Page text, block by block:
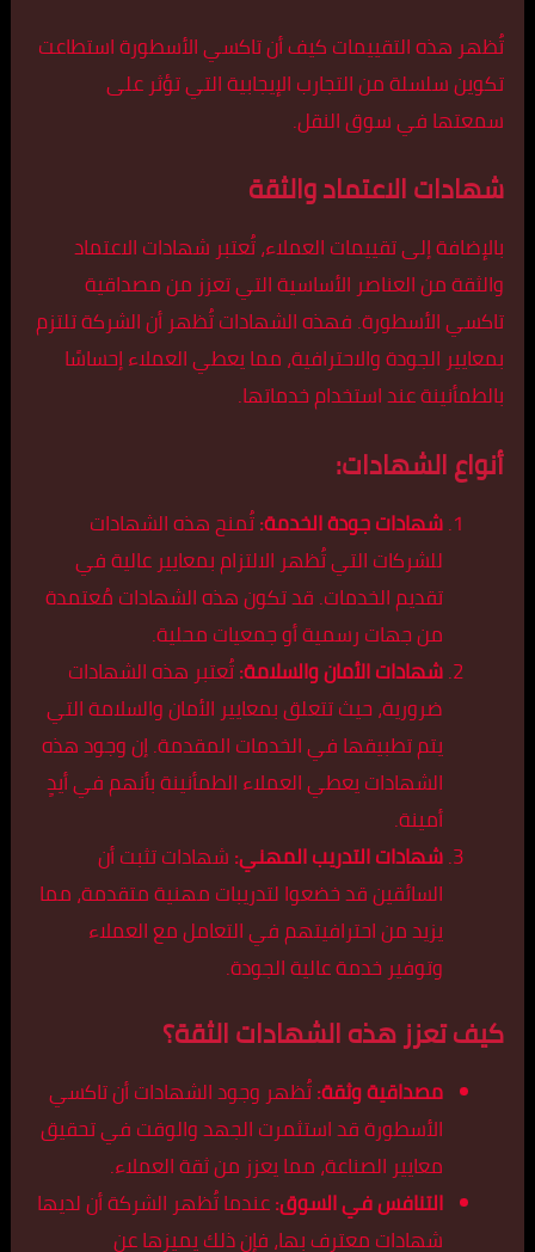
تُظهر هذه التقييمات كيف أن تاكسي الأسطورة استطاعت
تكوين سلسلة من التجارب الإيجابية التي تؤثر على
سمعتها في سوق النقل.
شهادات الاعتماد والثقة
بالإضافة إلى تقييمات العملاء، تُعتبر شهادات الاعتماد
والثقة من العناصر الأساسية التي تعزز من مصداقية
تاكسي الأسطورة. فهذه الشهادات تُظهر أن الشركة تلتزم
بمعايير الجودة والاحترافية، مما يعطي العملاء إحساسًا
بالطمأنينة عند استخدام خدماتها.
أنواع الشهادات:
شهادات جودة الخدمة:تُمنح هذه الشهادات
للشركات التي تُظهر الالتزام بمعايير عالية في
تقديم الخدمات. قد تكون هذه الشهادات مُعتمدة
من جهات رسمية أو جمعيات محلية.
شهادات الأمان والسلامة:تُعتبر هذه الشهادات
ضرورية، حيث تتعلق بمعايير الأمان والسلامة التي
يتم تطبيقها في الخدمات المقدمة. إن وجود هذه
الشهادات يعطي العملاء الطمأنينة بأنهم في أيدٍ
أمينة.
شهادات التدريب المهني:شهادات تثبت أن
السائقين قد خضعوا لتدريبات مهنية متقدمة، مما
يزيد من احترافيتهم في التعامل مع العملاء
وتوفير خدمة عالية الجودة.
كيف تعزز هذه الشهادات الثقة؟
مصداقية وثقة:تُظهر وجود الشهادات أن تاكسي
الأسطورة قد استثمرت الجهد والوقت في تحقيق
معايير الصناعة، مما يعزز من ثقة العملاء.
التنافس في السوق:عندما تُظهر الشركة أن لديها
شهادات معترف بها، فإن ذلك يميزها عن